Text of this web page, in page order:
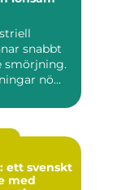
snabbt
smörjning.
nö...
ett svenskt
med